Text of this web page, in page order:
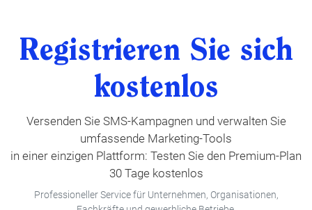
Registrieren Sie sich
kostenlos
Versenden Sie SMS-Kampagnen und verwalten Sie
umfassende Marketing-Tools
in einer einzigen Plattform: Testen Sie den Premium-Plan
30 Tage kostenlos
Professioneller Service für Unternehmen, Organisationen,